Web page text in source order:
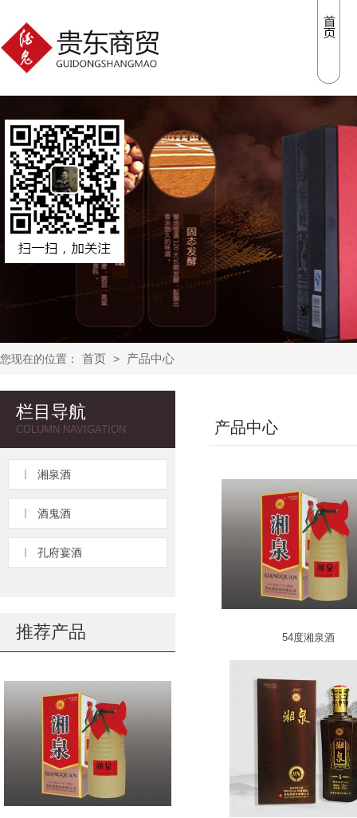
您现在的位置： 首页 > 产品中心
栏目导航
COLUMN NAVIGATION
湘泉酒
酒鬼酒
孔府宴酒
推荐产品
产品中心
54度湘泉酒